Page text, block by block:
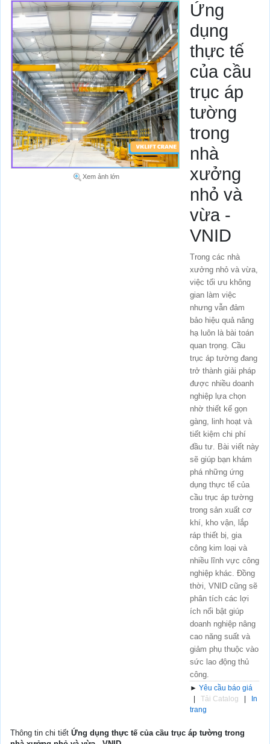
Xem ảnh lớn
Ứng
dụng
thực tế
của cầu
trục áp
tường
trong
nhà
xưởng
nhỏ và
vừa -
VNID
Trong các nhà
xưởng nhỏ và vừa,
việc tối ưu không
gian làm việc
nhưng vẫn đảm
bảo hiệu quả nâng
hạ luôn là bài toán
quan trọng. Cầu
trục áp tường đang
trở thành giải pháp
được nhiều doanh
nghiệp lựa chọn
nhờ thiết kế gọn
gàng, linh hoạt và
tiết kiệm chi phí
đầu tư. Bài viết này
sẽ giúp bạn khám
phá những ứng
dụng thực tế của
cầu trục áp tường
trong sản xuất cơ
khí, kho vận, lắp
ráp thiết bị, gia
công kim loại và
nhiều lĩnh vực công
nghiệp khác. Đồng
thời, VNID cũng sẽ
phân tích các lợi
ích nổi bật giúp
doanh nghiệp nâng
cao năng suất và
giảm phụ thuộc vào
sức lao động thủ
công.
► Yêu cầu báo giá
Tải Catalog
In
trang
Thông tin chi tiết Ứng dụng thực tế của cầu trục áp tường trong